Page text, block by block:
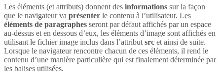
Les éléments (et attributs) donnent des informations sur la façon
que le navigateur va présenter le contenu à l’utilisateur. Les
éléments de paragraphes seront par défaut affichés par un espace
au-dessus et en dessous d’eux, les éléments d’image sont affichés en
utilisant le fichier image inclus dans l’attribut src et ainsi de suite.
Lorsque le navigateur rencontre chacun de ces éléments, il rend le
contenu d’une manière particulière qui est finalement déterminée par
les balises utilisées.